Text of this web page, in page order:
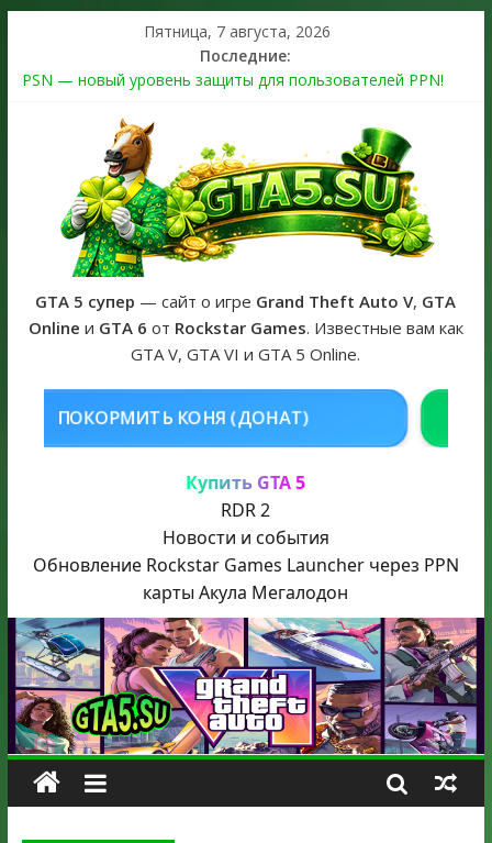
Пятница, 7 августа, 2026
Последние:
PSN — новый уровень защиты для пользователей PPN!
The Kortz Center Heist выйдет в GTA Online уже 14 июля
Регистрация в Rockstar Games Social Club ошибка #1.500.7:
как зарегистрировать аккаунт и войти без проблем в 2026
Получайте особые награды в GTA Online по программе
Fine Art Collector
GTA 6 официальная обложка игры и Предзаказ Grand Theft
Auto VI
GTA 5 супер — сайт о игре Grand Theft Auto V, GTA
Online и GTA 6 от Rockstar Games. Известные вам как
GTA V, GTA VI и GTA 5 Online.
(ДОНАТ)
Купить GTA 5
RDR 2
Новости и события
Обновление Rockstar Games Launcher через PPN
карты Акула Мегалодон